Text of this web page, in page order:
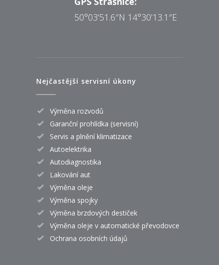
50°03’51.6″N 14°30’13.1″E
Nejčastější servisní úkony
Výměna rozvodů
Garanční prohlídka (servisní)
Servis a plnění klimatizace
Autoelektrika
Autodiagnostika
Lakování aut
Výměna oleje
Výměna spojky
Výměna brzdových destiček
Výměna oleje v automatické převodovce
Ochrana osobních údajů